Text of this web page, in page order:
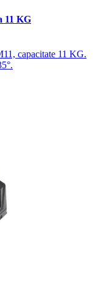
11 KG
capacitate 11 KG.